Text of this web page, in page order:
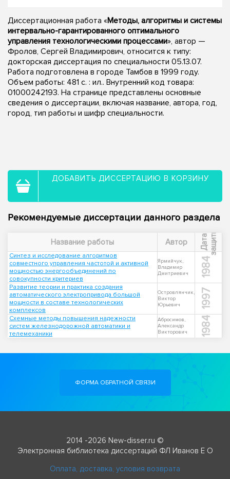
Диссертационная работа «Методы, алгоритмы и системы
интервально-гарантированного оптимального
управления технологическими процессами», автор —
Фролов, Сергей Владимирович, относится к типу:
докторская диссертация по специальности 05.13.07.
Работа подготовлена в городе Тамбов в 1999 году.
Объем работы: 481 с. : ил.. Внутренний код товара:
01000242193. На странице представлены основные
сведения о диссертации, включая название, автора, год,
город, тип работы и шифр специальности.
ДОБАВИТЬ ДИССЕРТАЦИЮ В КОРЗИНУ
Рекомендуемые диссертации данного раздела
Название работы Автор Д
а
т
а
з
а
щ
и
т ы
Синтез и исследование алгоритмов
совместного управления частотой и активной
мощностью энергообъединений по
совокупности критериев
Ярмийчук,
Владимир
Дмитриевич
1984
Развитие теории и практика создания
автоматического электропривода большой
мощности в составе технологических
комплексов
Островлянчик,
Виктор
Юрьевич
1997
Схемные методы повышения надежности
систем железнодорожной автоматики и
телемеханики
Абросимов,
Александр
Викторович
1984
ФОРМА ОБРАТНОЙ СВЯЗИ
2014 -2026 New-disser.ru ©
Электронная библиотека диссертаций ФЛ Иванов Е О
Оплата, доставка, условия возврата